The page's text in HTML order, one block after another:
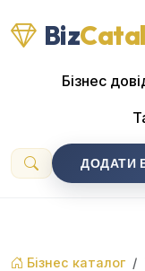
Biz
Бізнес
ДОДАТИ
Бізнес каталог